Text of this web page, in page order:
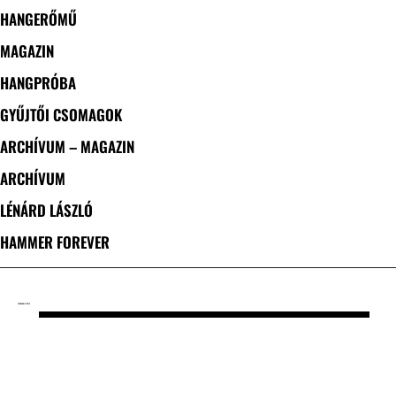
HANGERŐMŰ
MAGAZIN
HANGPRÓBA
GYŰJTŐI CSOMAGOK
ARCHÍVUM – MAGAZIN
ARCHÍVUM
LÉNÁRD LÁSZLÓ
HAMMER FOREVER